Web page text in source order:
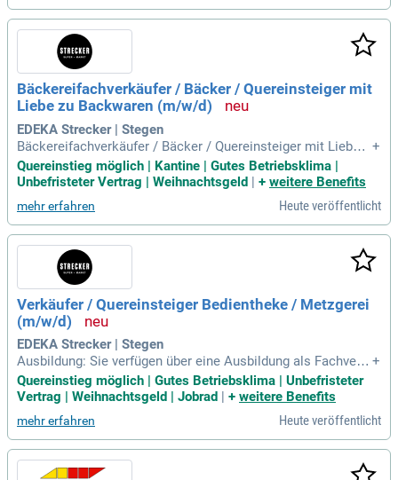
Bäckereifachverkäufer / Bäcker / Quereinsteiger mit
Liebe zu Backwaren (m/w/d)
EDEKA Strecker | Stegen
Bäckereifachverkäufer / Bäcker / Quereinsteiger mit Liebe z
u Backwaren (m/w/d): Referenznummer: 41184.
+
Quereinstieg möglich | Kantine | Gutes Betriebsklima |
Unbefristeter Vertrag | Weihnachtsgeld | + weitere Benefits
mehr erfahren Heute veröffentlicht
Verkäufer / Quereinsteiger Bedientheke / Metzgerei
(m/w/d)
EDEKA Strecker | Stegen
Ausbildung: Sie verfügen über eine Ausbildung als Fachverk
äufer, Metzger, Fleischer, Koch oder Vergleichbares; Erfahru
ngen: Idealerweise verfügen Sie über Erfahrung im Bereich d
er Frischetheke (Fleisch, Wurst, Käse, Fisch oder Bäckerei);
Quereinsteiger
+
Quereinstieg möglich | Gutes Betriebsklima | Unbefristeter
Vertrag | Weihnachtsgeld | Jobrad | + weitere Benefits
mehr erfahren Heute veröffentlicht